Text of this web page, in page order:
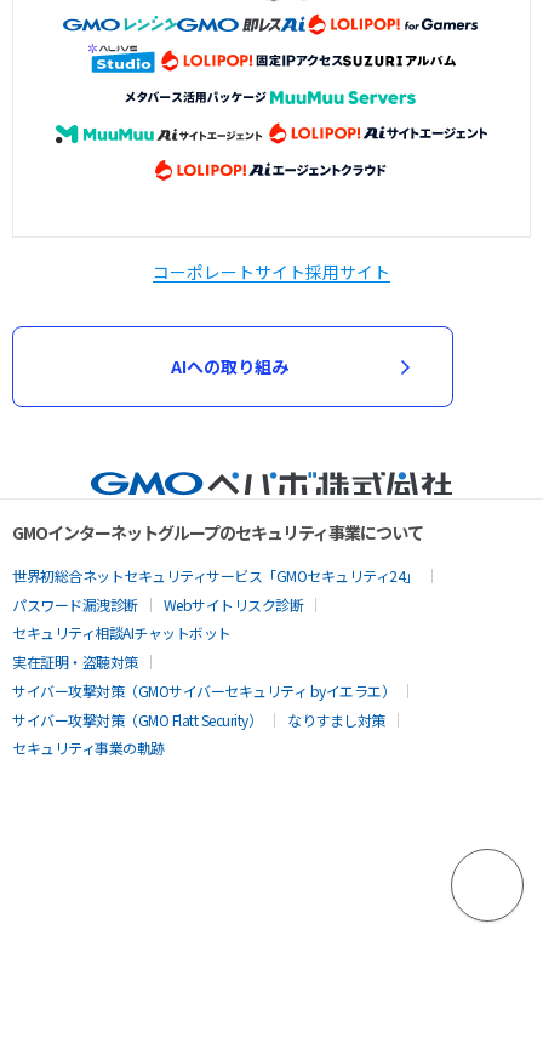
コーポレートサイト採用サイト
AIへの取り組み
GMOインターネットグループのセキュリティ事業について
世界初総合ネットセキュリティサービス「GMOセキュリティ24」
パスワード漏洩診断
Webサイトリスク診断
セキュリティ相談AIチャットボット
実在証明・盗聴対策
サイバー攻撃対策（GMOサイバーセキュリティ byイエラエ）
サイバー攻撃対策（GMO Flatt Security）
なりすまし対策
セキュリティ事業の軌跡